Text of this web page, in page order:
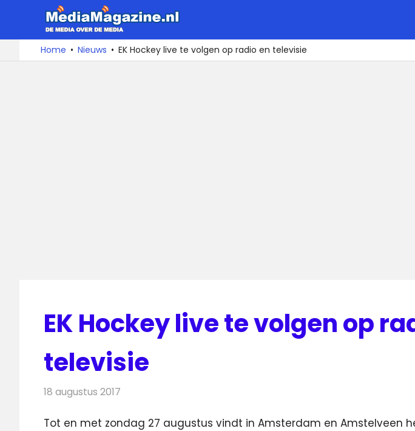
naar
De
media
over
Home Nieuws EK Hockey live te volgen op radio en televisie
EK Hockey live te volgen op
televisie
18 augustus 2017
Tot en met zondag 27 augustus vindt in Amsterdam en Amstelveen